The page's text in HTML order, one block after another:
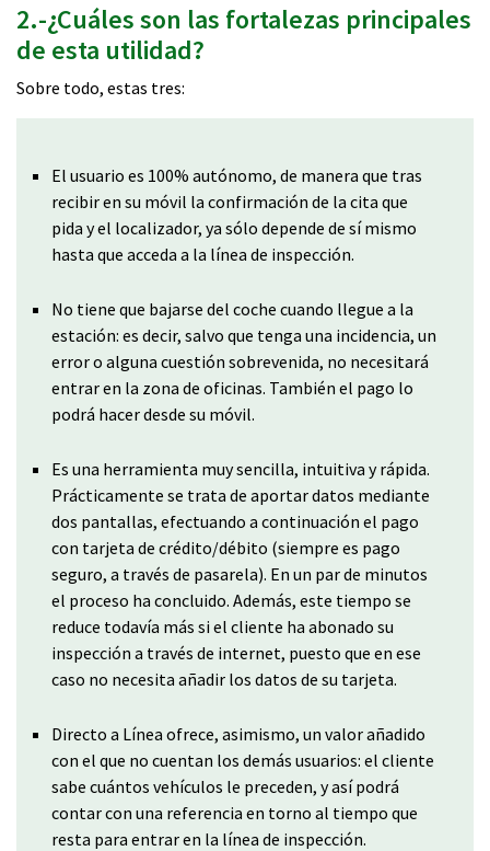
2.-¿Cuáles son las fortalezas principales
de esta utilidad?
Sobre todo, estas tres:
El usuario es 100% autónomo, de manera que tras
recibir en su móvil la confirmación de la cita que
pida y el localizador, ya sólo depende de sí mismo
hasta que acceda a la línea de inspección.
No tiene que bajarse del coche cuando llegue a la
estación: es decir, salvo que tenga una incidencia, un
error o alguna cuestión sobrevenida, no necesitará
entrar en la zona de oficinas. También el pago lo
podrá hacer desde su móvil.
Es una herramienta muy sencilla, intuitiva y rápida.
Prácticamente se trata de aportar datos mediante
dos pantallas, efectuando a continuación el pago
con tarjeta de crédito/débito (siempre es pago
seguro, a través de pasarela). En un par de minutos
el proceso ha concluido. Además, este tiempo se
reduce todavía más si el cliente ha abonado su
inspección a través de internet, puesto que en ese
caso no necesita añadir los datos de su tarjeta.
Directo a Línea ofrece, asimismo, un valor añadido
con el que no cuentan los demás usuarios: el cliente
sabe cuántos vehículos le preceden, y así podrá
contar con una referencia en torno al tiempo que
resta para entrar en la línea de inspección.